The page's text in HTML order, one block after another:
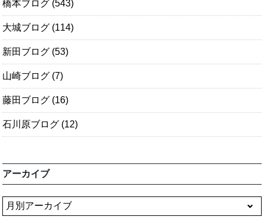
橋本ブログ (543)
大城ブログ (114)
新田ブログ (53)
山崎ブログ (7)
藤田ブログ (16)
石川原ブログ (12)
アーカイブ